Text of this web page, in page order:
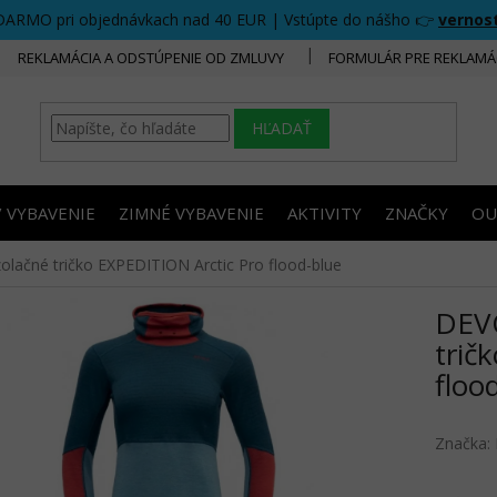
pri objednávkach nad 40 EUR | Vstúpte do nášho 👉
REKLAMÁCIA A ODSTÚPENIE OD ZMLUVY FORMULÁR PRE
HĽADAŤ
ZIMNÉ VYBAVENIE AKTIVITY ZNAČKY
tričko EXPEDITION Arctic Pro flood-blue
Značka: